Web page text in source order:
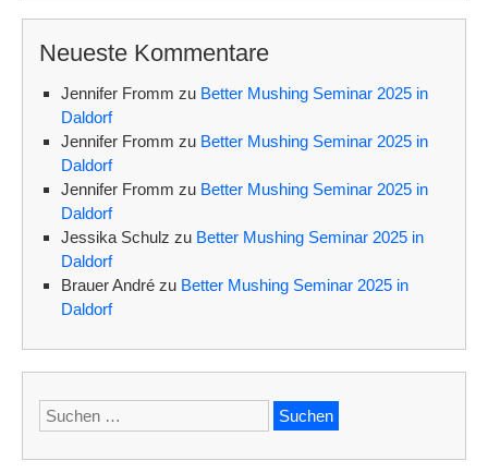
Neueste Kommentare
Jennifer Fromm zu Better Mushing Seminar 2025 in
Daldorf
Jennifer Fromm zu Better Mushing Seminar 2025 in
Daldorf
Jennifer Fromm zu Better Mushing Seminar 2025 in
Daldorf
Jessika Schulz zu Better Mushing Seminar 2025 in
Daldorf
Brauer André zu Better Mushing Seminar 2025 in
Daldorf
Suchen
nach: